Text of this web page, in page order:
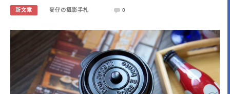
新文章 麥仔の攝影手札 0